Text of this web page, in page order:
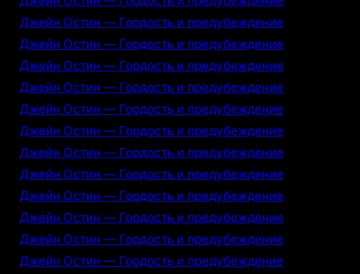
Джейн Остин — Гордость и предубеждение
Джейн Остин — Гордость и предубеждение
Джейн Остин — Гордость и предубеждение
Джейн Остин — Гордость и предубеждение
Джейн Остин — Гордость и предубеждение
Джейн Остин — Гордость и предубеждение
Джейн Остин — Гордость и предубеждение
Джейн Остин — Гордость и предубеждение
Джейн Остин — Гордость и предубеждение
Джейн Остин — Гордость и предубеждение
Джейн Остин — Гордость и предубеждение
Джейн Остин — Гордость и предубеждение